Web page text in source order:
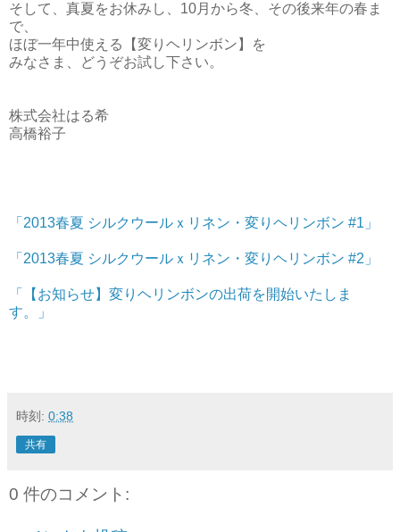
そして、真夏をお休みし、10月から冬、その後来年の春ま
で、
ほぼ一年中使える【変りヘリンボン】を
みなさま、どうぞお試し下さい。
株式会社はる希
高橋裕子
「2013春夏 シルクウールｘリネン・変りヘリンボン #1」
「2013春夏 シルクウールｘリネン・変りヘリンボン #2」
「【お知らせ】変りヘリンボンの出荷を開始いたしま
す。」
時刻: 0:38
共有
0 件のコメント: